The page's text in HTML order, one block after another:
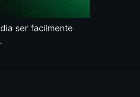
ser facilmente